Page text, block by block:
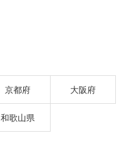
京都府 大阪府
和歌山県